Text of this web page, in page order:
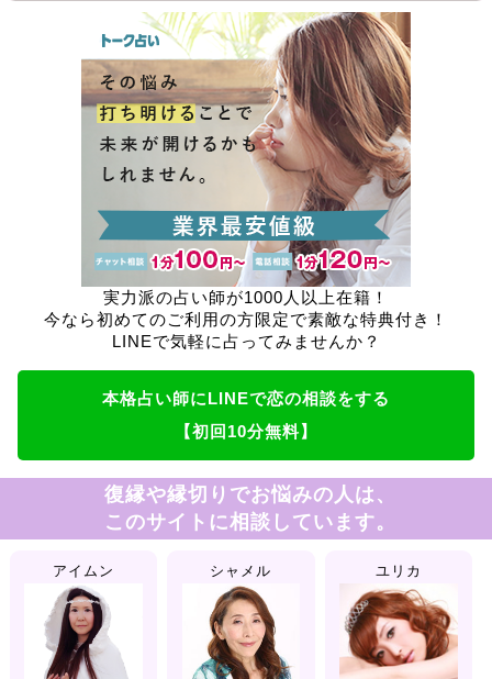
実力派の占い師が1000人以上在籍！
今なら初めてのご利用の方限定で素敵な特典付き！
LINEで気軽に占ってみませんか？
本格占い師にLINEで恋の相談をする
【初回10分無料】
復縁や縁切りでお悩みの人は、
このサイトに相談しています。
アイムン シャメル ユリカ